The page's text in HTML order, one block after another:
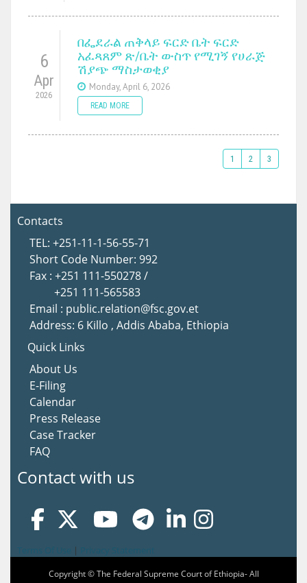
6
Apr
2026
በፌደራል ጠቅላይ ፍርድ ቤት ፍርድ
አፈጻጸም ጽ/ቤት ውስጥ የሚገኝ የሀራጅ
ሽያጭ ማስታወቂያ
Monday, April 6, 2026
READ MORE
1 2 3
Contacts
TEL: +251-11-1-56-55-71
Short Code Number: 992
Fax : +251 111-550278 /
+251 111-565583
Email : public.relation@fsc.gov.et
Address: 6 Killo , Addis Ababa, Ethiopia
Quick Links
About Us
E-Filing
Calendar
Press Release
Case Tracker
FAQ
Contact with us
|
Copyright © The Federal Supreme Court of Ethiopia- All